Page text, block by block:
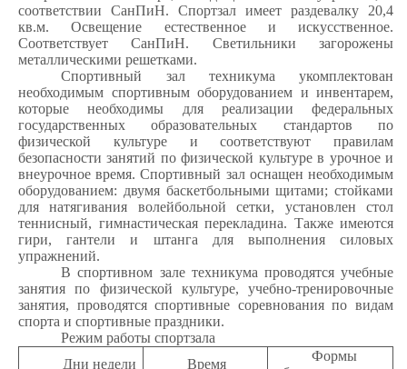
соответствии СанПиН. Спортзал имеет раздевалку 20,4
кв.м. Освещение естественное и искусственное.
Соответствует СанПиН. Светильники загорожены
металлическими решетками.
Спортивный зал техникума укомплектован
необходимым спортивным оборудованием и инвентарем,
которые необходимы для реализации федеральных
государственных образовательных стандартов по
физической культуре и соответствуют правилам
безопасности занятий по физической культуре в урочное и
внеурочное время. Спортивный зал оснащен необходимым
оборудованием: двумя баскетбольными щитами; стойками
для натягивания волейбольной сетки, установлен стол
теннисный, гимнастическая перекладина. Также имеются
гири, гантели и штанга для выполнения силовых
упражнений.
В спортивном зале техникума проводятся учебные
занятия по физической культуре, учебно-тренировочные
занятия, проводятся спортивные соревнования по видам
спорта и спортивные праздники.
Режим работы спортзала
Дни недели
Время
Формы